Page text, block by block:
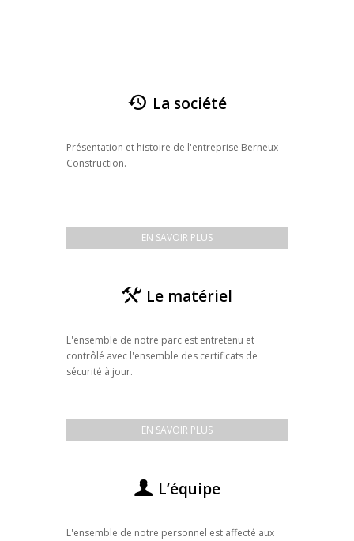
La société
Présentation et histoire de l'entreprise Berneux
Construction.
EN SAVOIR PLUS
Le matériel
L'ensemble de notre parc est entretenu et
contrôlé avec l'ensemble des certificats de
sécurité à jour.
EN SAVOIR PLUS
L’équipe
L'ensemble de notre personnel est affecté aux